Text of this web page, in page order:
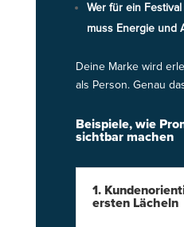
Wer für ein
muss Energie und
Deine Marke wird
als Person. Genau
Beispiele, wie
sichtbar machen
1.
ersten Lächeln